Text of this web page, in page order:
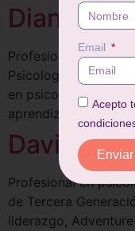
Diana
Profesional en
Psicología Clínica y
en psicología
aprendizaje
David
Profesional en
de Tercera
liderazgo,
Email
Acepto
Enviar